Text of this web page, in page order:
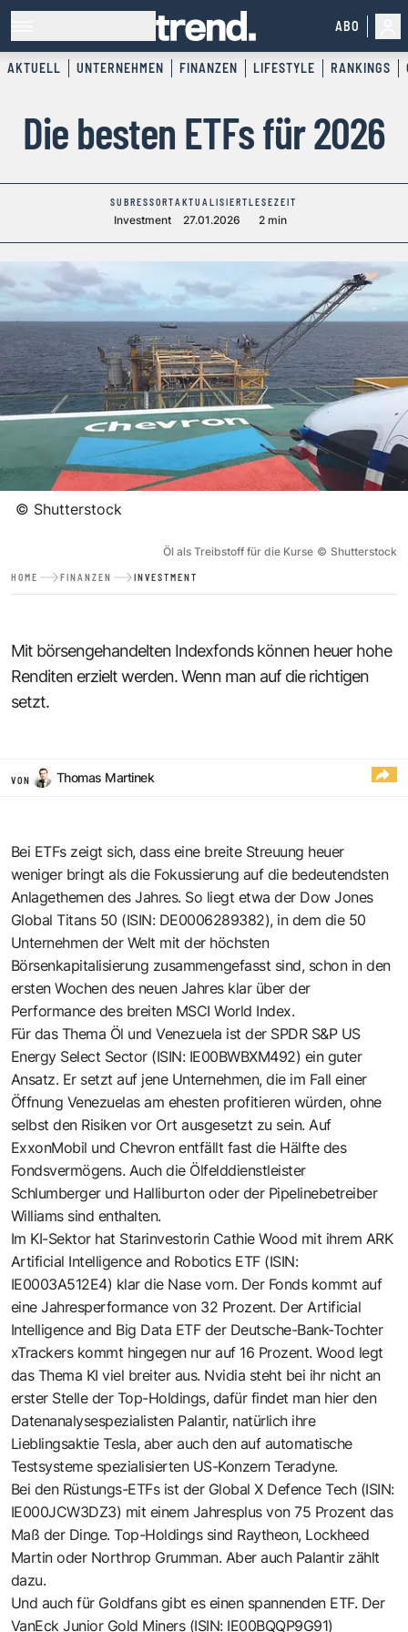
ABO
AKTUELL UNTERNEHMEN FINANZEN LIFESTYLE RANKINGS
Die besten ETFs für 2026
SUBRESSORT
Investment
AKTUALISIERT
27.01.2026
LESEZEIT
2 min
© Shutterstock
Öl als Treibstoff für die Kurse © Shutterstock
HOME FINANZEN INVESTMENT
Mit börsengehandelten Indexfonds können heuer hohe
Renditen erzielt werden. Wenn man auf die richtigen
setzt.
VON Thomas Martinek
Bei ETFs zeigt sich, dass eine breite Streuung heuer
weniger bringt als die Fokussierung auf die bedeutendsten
Anlagethemen des Jahres. So liegt etwa der Dow Jones
Global Titans 50 (ISIN: DE0006289382), in dem die 50
Unternehmen der Welt mit der höchsten
Börsenkapitalisierung zusammengefasst sind, schon in den
ersten Wochen des neuen Jahres klar über der
Performance des breiten MSCI World Index.
Für das Thema Öl und Venezuela ist der SPDR S&P US
Energy Select Sector (ISIN: IE00BWBXM492) ein guter
Ansatz. Er setzt auf jene Unternehmen, die im Fall einer
Öffnung Venezuelas am ehesten profitieren würden, ohne
selbst den Risiken vor Ort ausgesetzt zu sein. Auf
ExxonMobil und Chevron entfällt fast die Hälfte des
Fondsvermögens. Auch die Ölfelddienstleister
Schlumberger und Halliburton oder der Pipelinebetreiber
Williams sind enthalten.
Im KI-Sektor hat Starinvestorin Cathie Wood mit ihrem ARK
Artificial Intelligence and Robotics ETF (ISIN:
IE0003A512E4) klar die Nase vorn. Der Fonds kommt auf
eine Jahresperformance von 32 Prozent. Der Artificial
Intelligence and Big Data ETF der Deutsche-Bank-Tochter
xTrackers kommt hingegen nur auf 16 Prozent. Wood legt
das Thema KI viel breiter aus. Nvidia steht bei ihr nicht an
erster Stelle der Top-Holdings, dafür findet man hier den
Datenanalysespezialisten Palantir, natürlich ihre
Lieblingsaktie Tesla, aber auch den auf automatische
Testsysteme spezialisierten US-Konzern Teradyne.
Bei den Rüstungs-ETFs ist der Global X Defence Tech (ISIN:
IE000JCW3DZ3) mit einem Jahresplus von 75 Prozent das
Maß der Dinge. Top-Holdings sind Raytheon, Lockheed
Martin oder Northrop Grumman. Aber auch Palantir zählt
dazu.
Und auch für Goldfans gibt es einen spannenden ETF. Der
VanEck Junior Gold Miners (ISIN: IE00BQQP9G91)